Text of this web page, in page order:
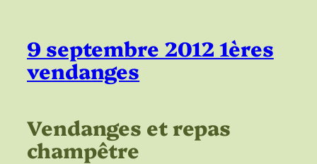
9 septembre 2012 1ères
vendanges
Vendanges et repas
champêtre